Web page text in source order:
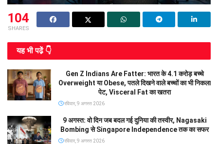
104
SHARES
यह भी पढे़ं 👇
Gen Z Indians Are Fatter: भारत के 4.1 करोड़ बच्चे
Overweight या Obese, पतले दिखने वाले बच्चों का भी निकला
पेट, Visceral Fat का खतरा
रविवार, 9 अगस्त 2026
9 अगस्त: वो दिन जब बदल गई दुनिया की तस्वीर, Nagasaki
Bombing से Singapore Independence तक का सफर
रविवार, 9 अगस्त 2026